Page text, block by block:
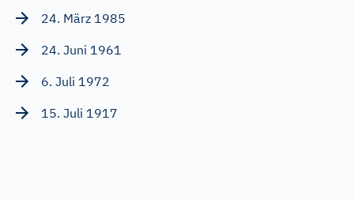
24. März 1985
24. Juni 1961
6. Juli 1972
15. Juli 1917